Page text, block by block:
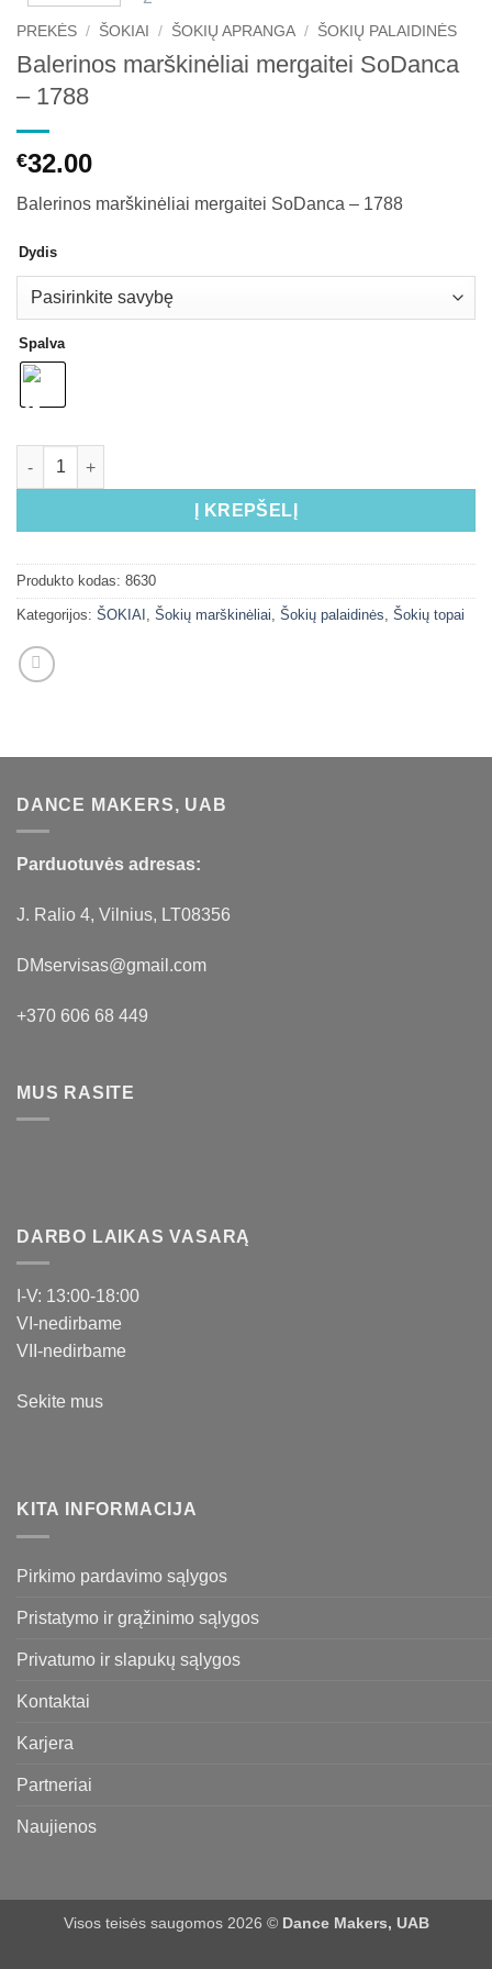
PREKĖS / ŠOKIAI / ŠOKIŲ APRANGA / ŠOKIŲ PALAIDINĖS
Balerinos marškinėliai mergaitei SoDanca
– 1788
€32.00
Balerinos marškinėliai mergaitei SoDanca – 1788
Dydis
Spalva
Į KREPŠELĮ
Produkto kodas: 8630
Kategorijos: ŠOKIAI Šokių marškinėliai Šokių palaidinės Šokių topai
DANCE MAKERS, UAB
Parduotuvės adresas:
J. Ralio 4, Vilnius, LT08356
DMservisas@gmail.com
+370 606 68 449
MUS RASITE
DARBO LAIKAS VASARĄ
I-V: 13:00-18:00
VI-nedirbame
VII-nedirbame
Sekite mus
KITA INFORMACIJA
Pirkimo pardavimo sąlygos
Pristatymo ir grąžinimo sąlygos
Privatumo ir slapukų sąlygos
Kontaktai
Karjera
Partneriai
Naujienos
Visos teisės saugomos 2026 © Dance Makers, UAB